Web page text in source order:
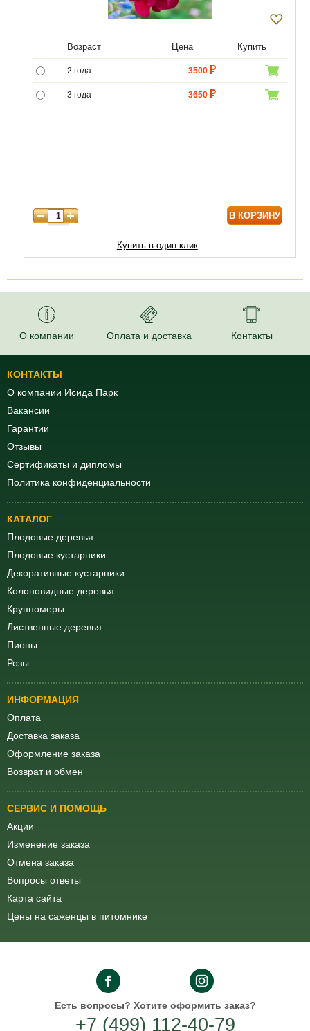
Возраст Цена Купить
2 года 3500
3 года 3650
В КОРЗИНУ
Купить в один клик
О компании Оплата и доставка Контакты
КОНТАКТЫ
О компании Исида Парк
Вакансии
Гарантии
Отзывы
Сертификаты и дипломы
Политика конфиденциальности
КАТАЛОГ
Плодовые деревья
Плодовые кустарники
Декоративные кустарники
Колоновидные деревья
Крупномеры
Лиственные деревья
Пионы
Розы
ИНФОРМАЦИЯ
Оплата
Доставка заказа
Оформление заказа
Возврат и обмен
СЕРВИС И ПОМОЩЬ
Акции
Изменение заказа
Отмена заказа
Вопросы ответы
Карта сайта
Цены на саженцы в питомнике
Есть вопросы? Хотите оформить заказ?
+7 (499) 112-40-79